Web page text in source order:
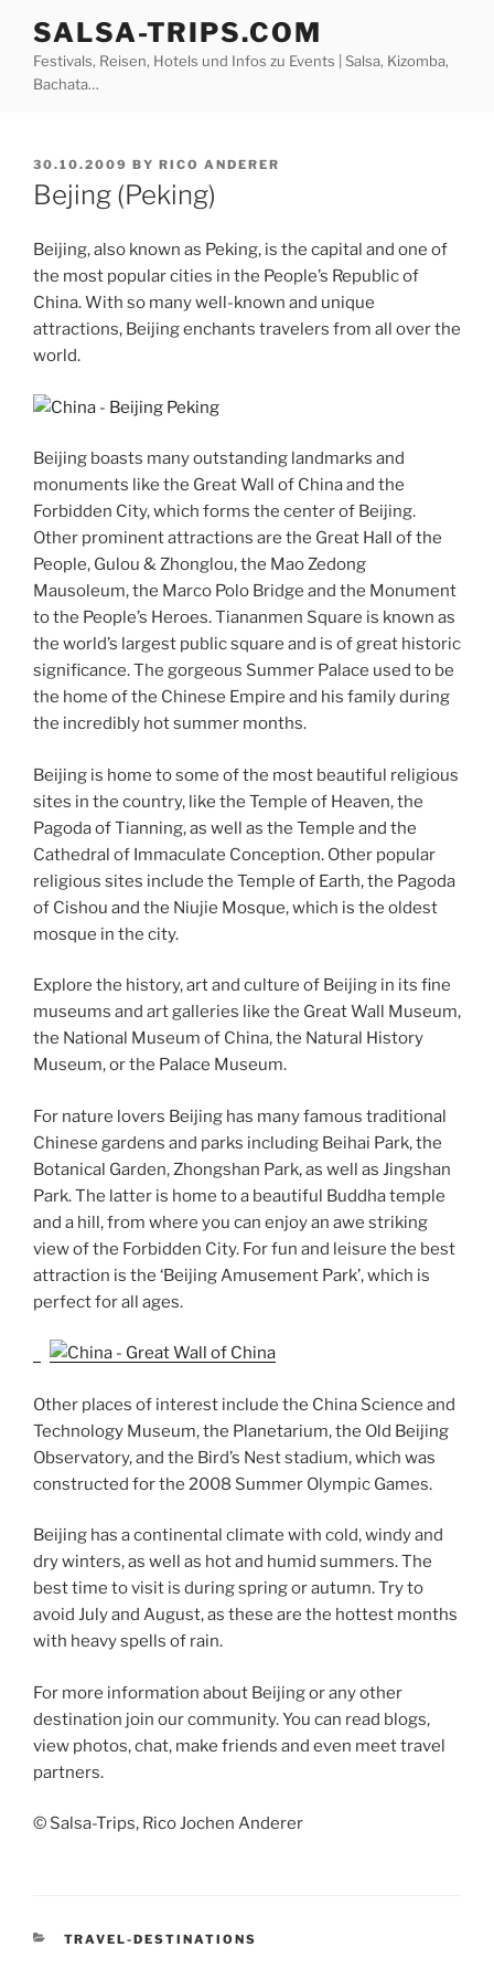
content
SALSA-TRIPS.COM
Festivals, Reisen, Hotels und Infos zu Events | Salsa, Kizomba,
Bachata…
POSTED
ON
30.10.2009 BY RICO ANDERER
Bejing (Peking)
Beijing, also known as Peking, is the capital and one of
the most popular cities in the People’s Republic of
China. With so many well-known and unique
attractions, Beijing enchants travelers from all over the
world.
Beijing boasts many outstanding landmarks and
monuments like the Great Wall of China and the
Forbidden City, which forms the center of Beijing.
Other prominent attractions are the Great Hall of the
People, Gulou & Zhonglou, the Mao Zedong
Mausoleum, the Marco Polo Bridge and the Monument
to the People’s Heroes. Tiananmen Square is known as
the world’s largest public square and is of great historic
significance. The gorgeous Summer Palace used to be
the home of the Chinese Empire and his family during
the incredibly hot summer months.
Beijing is home to some of the most beautiful religious
sites in the country, like the Temple of Heaven, the
Pagoda of Tianning, as well as the Temple and the
Cathedral of Immaculate Conception. Other popular
religious sites include the Temple of Earth, the Pagoda
of Cishou and the Niujie Mosque, which is the oldest
mosque in the city.
Explore the history, art and culture of Beijing in its fine
museums and art galleries like the Great Wall Museum,
the National Museum of China, the Natural History
Museum, or the Palace Museum.
For nature lovers Beijing has many famous traditional
Chinese gardens and parks including Beihai Park, the
Botanical Garden, Zhongshan Park, as well as Jingshan
Park. The latter is home to a beautiful Buddha temple
and a hill, from where you can enjoy an awe striking
view of the Forbidden City. For fun and leisure the best
attraction is the ‘Beijing Amusement Park’, which is
perfect for all ages.
Other places of interest include the China Science and
Technology Museum, the Planetarium, the Old Beijing
Observatory, and the Bird’s Nest stadium, which was
constructed for the 2008 Summer Olympic Games.
Beijing has a continental climate with cold, windy and
dry winters, as well as hot and humid summers. The
best time to visit is during spring or autumn. Try to
avoid July and August, as these are the hottest months
with heavy spells of rain.
For more information about Beijing or any other
destination join our community. You can read blogs,
view photos, chat, make friends and even meet travel
partners.
© Salsa-Trips, Rico Jochen Anderer
CATEGORIES
TRAVEL-DESTINATIONS